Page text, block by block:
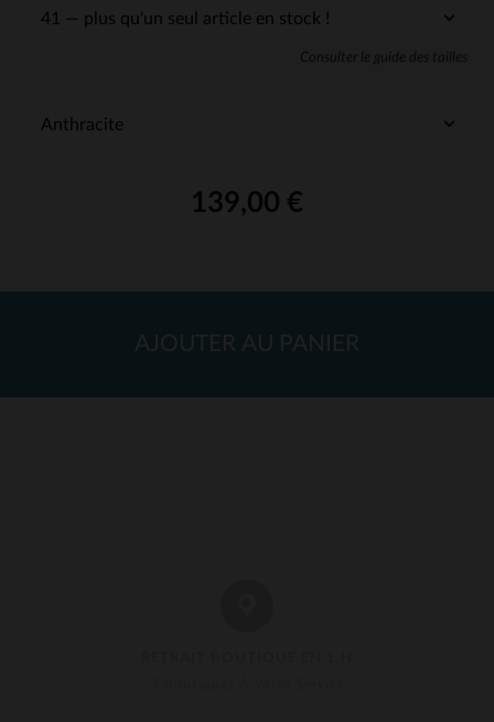
Consulter le guide des tailles
139,00 €
AJOUTER AU PANIER